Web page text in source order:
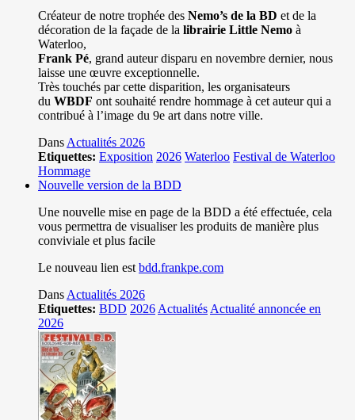
Créateur de notre trophée des Nemo’s de la BD et de la
décoration de la façade de la librairie Little Nemo à
Waterloo,
Frank Pé, grand auteur disparu en novembre dernier, nous
laisse une œuvre exceptionnelle.
Très touchés par cette disparition, les organisateurs
du WBDF ont souhaité rendre hommage à cet auteur qui a
contribué à l’image du 9e art dans notre ville.
Dans Actualités 2026
Etiquettes: Exposition 2026 Waterloo Festival de Waterloo
Hommage
Nouvelle version de la BDD
Une nouvelle mise en page de la BDD a été effectuée, cela
vous permettra de visualiser les produits de manière plus
conviviale et plus facile
Le nouveau lien est bdd.frankpe.com
Dans Actualités 2026
Etiquettes: BDD 2026 Actualités Actualité annoncée en
2026